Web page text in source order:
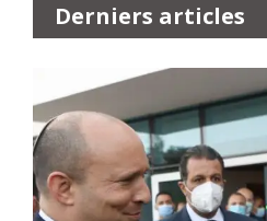
Derniers articles